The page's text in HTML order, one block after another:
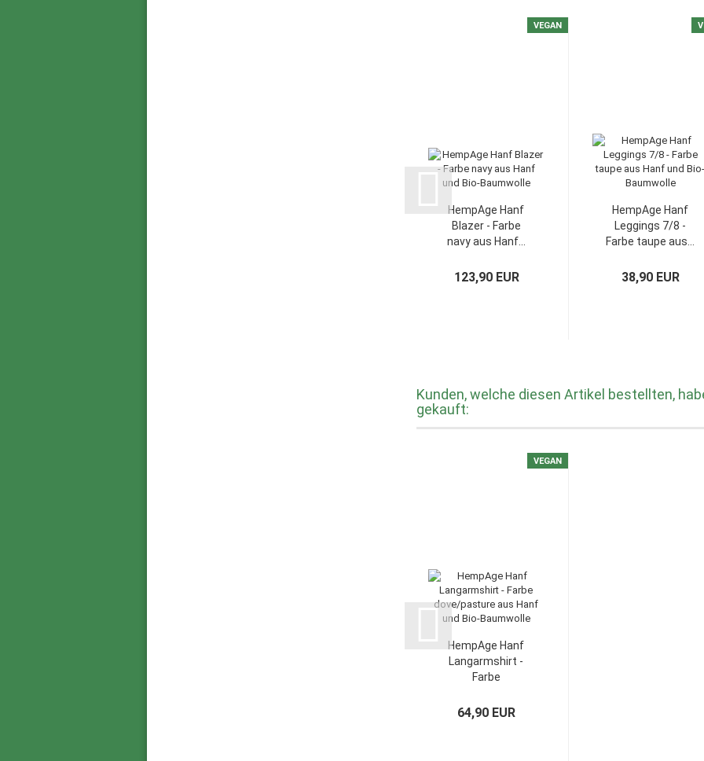
VEGAN
HempAge Hanf
Blazer - Farbe
navy aus Hanf...
123,90 EUR
HempAge Hanf
Leggings 7/8 -
Farbe taupe aus...
38,90 EUR
Kunden, welche diesen Artikel bestellten,
gekauft:
VEGAN
HempAge Hanf
Langarmshirt -
Farbe
64,90 EUR